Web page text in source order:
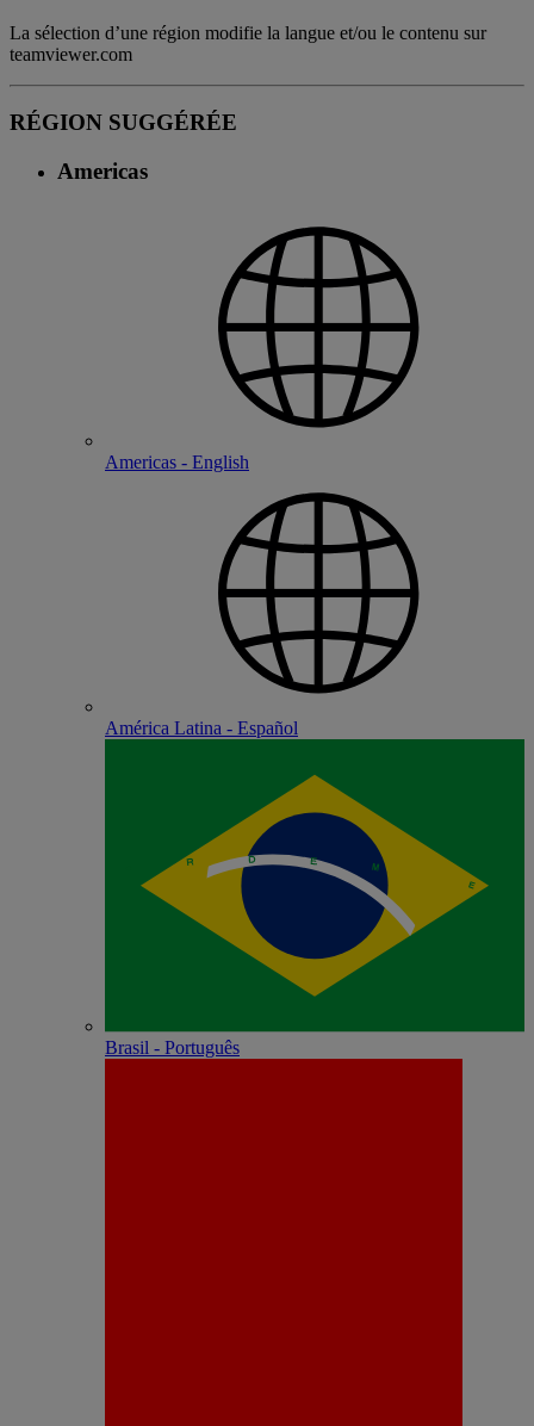
La sélection d’une région modifie la langue et/ou le contenu sur
teamviewer.com
RÉGION SUGGÉRÉE
Americas
Americas - English
América Latina - Español
Brasil - Português